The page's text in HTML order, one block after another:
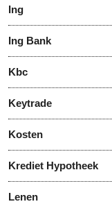
Ing
Ing Bank
Kbc
Keytrade
Kosten
Krediet Hypotheek
Lenen